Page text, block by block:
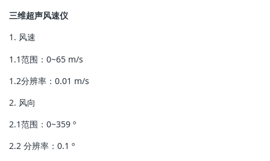
三维超声风速仪
1. 风速
1.1范围：0~65 m/s
1.2分辨率：0.01 m/s
2. 风向
2.1范围：0~359 º
2.2 分辨率：0.1 º